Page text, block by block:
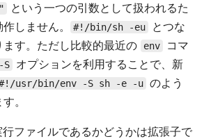
という一つの引数として扱われるた
しません。
#!/bin/sh -eu
とつな
す。ただし比較的最近の
env
コマ
-S
オプションを利用することで、新
usr/bin/env -S sh -e -u のよう
。
ファイルであるかどうかは拡張子で